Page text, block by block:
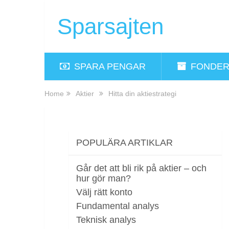
Sparsajten
SPARA PENGAR FONDER
Home Aktier Hitta din aktiestrategi
POPULÄRA ARTIKLAR
Går det att bli rik på aktier – och
hur gör man?
Välj rätt konto
Fundamental analys
Teknisk analys